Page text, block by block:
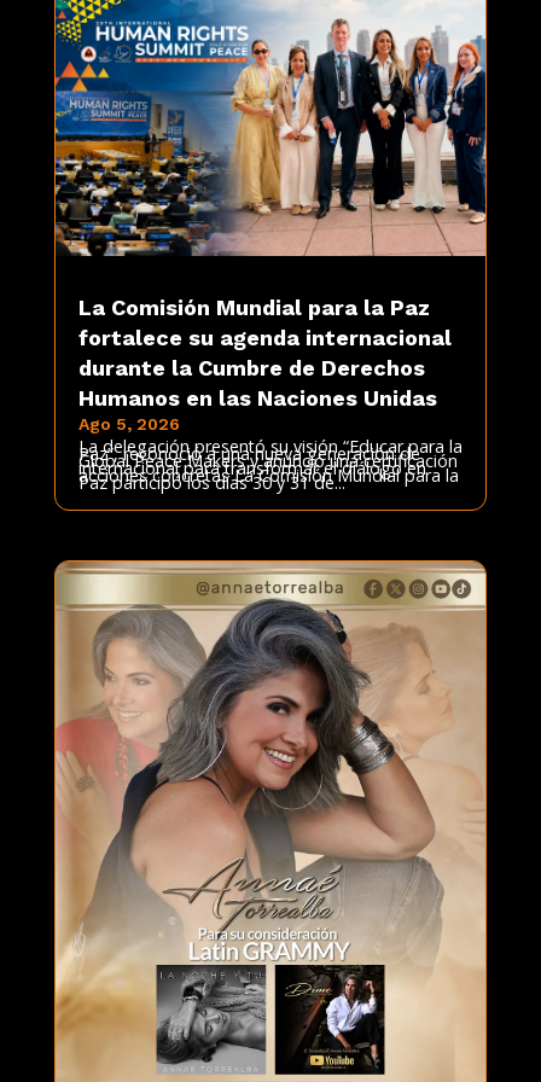
La Comisión Mundial para la Paz
fortalece su agenda internacional
durante la Cumbre de Derechos
Humanos en las Naciones Unidas
Ago 5, 2026
La delegación presentó su visión “Educar para la
Paz”, reconoció a una nueva generación de
Global Peace Makers y anunció una certificación
internacional para transformar el diálogo en
acciones concretas La Comisión Mundial para la
Paz participó los días 30 y 31 de...